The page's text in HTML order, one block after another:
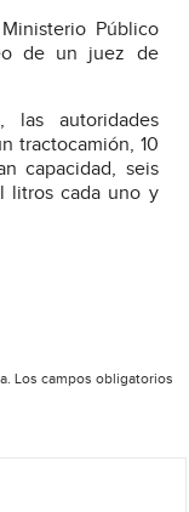
Público
de un juez de
las autoridades
tractocamión, 10
capacidad, seis
litros cada uno y
Los campos obligatorios